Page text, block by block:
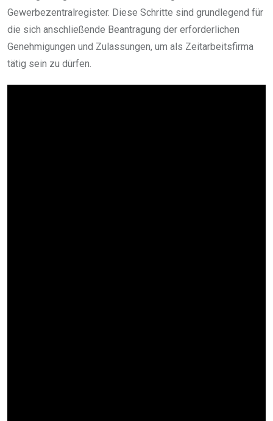
Gewerbezentralregister. Diese Schritte sind grundlegend für
die sich anschließende Beantragung der erforderlichen
Genehmigungen und Zulassungen, um als Zeitarbeitsfirma
tätig sein zu dürfen.